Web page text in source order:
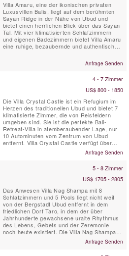
Villa Amaru, eine der ikonischen privaten
Luxusvillen Balis, liegt auf dem berühmten
Sayan Ridge in der Nähe von Ubud und
bietet einen herrlichen Blick über das Sayan-
Tal. Mit vier klimatisierten Schlafzimmern
und eigenen Badezimmern bietet Villa Amaru
eine ruhige, bezaubernde und authentische
einen atemberaubenden Panoramablick auf
Balis Vulkankette und terrassierteAnfrage Senden
4 - 7 Zimmer
US$ 800 - 1850
Die Villa Crystal Castle ist ein Refugium im
Herzen des traditionellen Ubud und bietet 7
klimatisierte Zimmer, die von Reisfeldern
umgeben sind. Sie ist die perfekte Bali-
Retreat-Villa in atemberaubender Lage, nur
10 Autominuten vom Zentrum von Ubud
entfernt. Villa Crystal Castle verfügt über
einen in Resortgröße 18 x 5 m großen Pool,
eine große Yoga Shala und einen Pavillon für
großzügigen, 4600 m² tropischen Garten
Anfrage Senden
5 - 8 Zimmer
US$ 1705 - 2805
Das Anwesen Villa Nag Shampa mit 8
Schlafzimmern und 5 Pools liegt nicht weit
von der Bergstadt Ubud entfernt in dem
friedlichen Dorf Taro, in dem der über
Jahrhunderte gewachsene uralte Rhythmus
des Lebens, Gebets und der Zeremonie
noch heute existiert. Die Villa Nag Shampa,
eine perfekte private Villa um sich vom Alltag
zurückzuziehen und zu erholen. Sie bietet
Anfrage Senden